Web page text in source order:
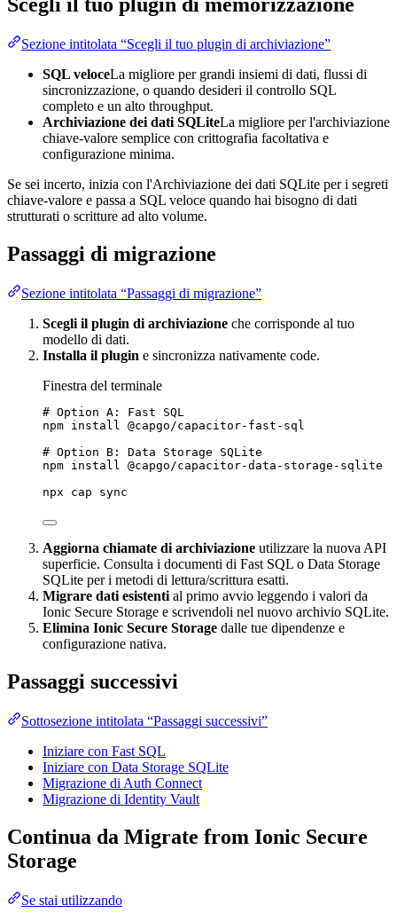
Scegli il tuo plugin di memorizzazione
Sezione intitolata “Scegli il tuo plugin di archiviazione”
SQL veloceLa migliore per grandi insiemi di dati, flussi di
sincronizzazione, o quando desideri il controllo SQL
completo e un alto throughput.
Archiviazione dei dati SQLiteLa migliore per l'archiviazione
chiave-valore semplice con crittografia facoltativa e
configurazione minima.
Se sei incerto, inizia con l'Archiviazione dei dati SQLite per i segreti
chiave-valore e passa a SQL veloce quando hai bisogno di dati
strutturati o scritture ad alto volume.
Passaggi di migrazione
Sezione intitolata “Passaggi di migrazione”
Scegli il plugin di archiviazione che corrisponde al tuo
modello di dati.
Installa il plugin e sincronizza nativamente code.
Finestra del terminale
# Option A: Fast SQL
npm install @capgo/capacitor-fast-sql
# Option B: Data Storage SQLite
npm install @capgo/capacitor-data-storage-sqlite
npx
cap sync
Aggiorna chiamate di archiviazione utilizzare la nuova API
superficie. Consulta i documenti di Fast SQL o Data Storage
SQLite per i metodi di lettura/scrittura esatti.
Migrare dati esistenti al primo avvio leggendo i valori da
Ionic Secure Storage e scrivendoli nel nuovo archivio SQLite.
Elimina Ionic Secure Storage dalle tue dipendenze e
configurazione nativa.
Passaggi successivi
Sottosezione intitolata “Passaggi successivi”
Iniziare con Fast SQL
Iniziare con Data Storage SQLite
Migrazione di Auth Connect
Migrazione di Identity Vault
Continua da Migrate from Ionic Secure
Storage
Se stai utilizzando